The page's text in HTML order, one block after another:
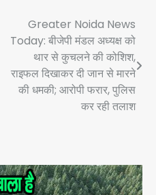
Greater Noida News
Today: बीजेपी मंडल अध्यक्ष को
थार से कुचलने की कोशिश,
राइफल दिखाकर दी जान से मारने
की धमकी; आरोपी फरार, पुलिस
कर रही तलाश